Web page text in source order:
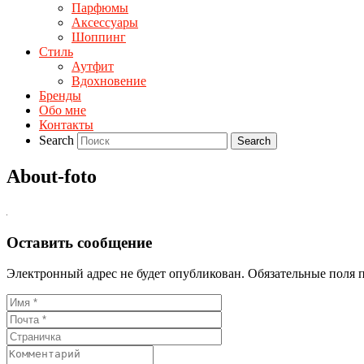
Парфюмы
Аксессуары
Шоппинг
Стиль
Аутфит
Вдохновение
Бренды
Обо мне
Контакты
Search
About-foto
Оставить сообщение
Электронный адрес не будет опубликован. Обязательные